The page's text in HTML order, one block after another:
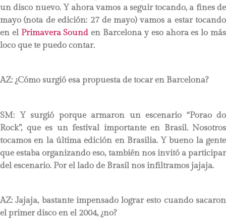
un disco nuevo. Y ahora vamos a seguir tocando, a fines de
mayo (nota de edición: 27 de mayo) vamos a estar tocando
en el Primavera Sound en Barcelona y eso ahora es lo más
loco que te puedo contar.
AZ: ¿Cómo surgió esa propuesta de tocar en Barcelona?
SM: Y surgió porque armaron un escenario “Porao do
Rock”, que es un festival importante en Brasil. Nosotros
tocamos en la última edición en Brasilia. Y bueno la gente
que estaba organizando eso, también nos invitó a participar
del escenario. Por el lado de Brasil nos infiltramos jajaja.
AZ: Jajaja, bastante impensado lograr esto cuando sacaron
el primer disco en el 2004, ¿no?